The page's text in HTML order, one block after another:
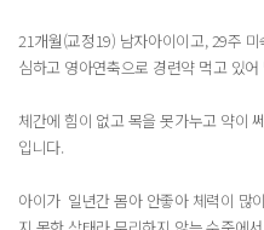
21개월(교정19) 남자아이이고, 29주
심하고 영아연축으로 경련약 먹고 있
체간에 힘이 없고 목을 못가누고 약이
입니다.
아이가 일년간 몸아 안좋아 체력이 많